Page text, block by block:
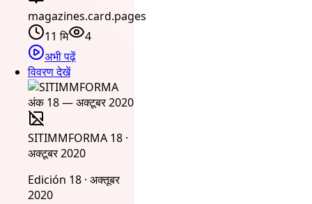
magazines.card.pages
11 मि
4
अभी पढ़ें
विवरण देखें
SITIMMFORMA 18 ·
अक्टूबर 2020
Edición 18 · अक्तूबर
2020